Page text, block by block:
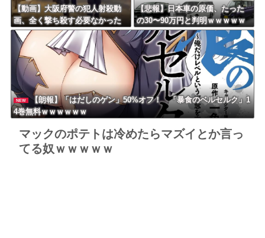
【動画】大阪府警の犯人射殺動
画、全く撃ち殺す必要なかった
ｗｗｗｗｗｗｗｗｗｗｗ
【悲報】日本車の原価、たった
の30〜90万円と判明ｗｗｗｗｗ
ｗｗｗｗｗｗ
NEW
【朗報】「はだしのゲン」50%オフ！ 「暴食のベルセルク」1
4巻無料ｗｗｗｗｗｗ
マックのポテトは冷めたらマズイとか言っ
てる奴ｗｗｗｗｗ